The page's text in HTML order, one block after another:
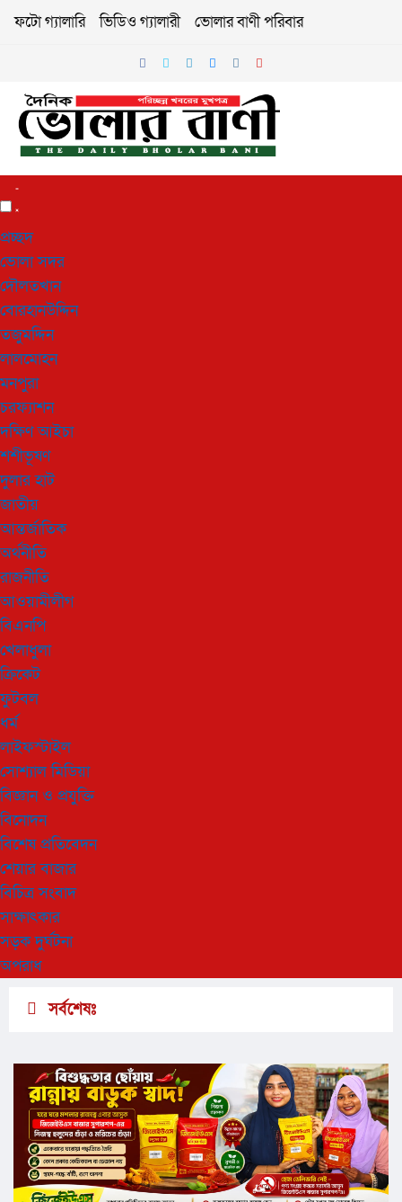
ফটো গ্যালারি ভিডিও গ্যালারী ভোলার বাণী পরিবার
প্রচ্ছদ
ভোলা সদর
দৌলতখান
বোরহানউদ্দিন
তজুমদ্দিন
লালমোহন
মনপুরা
চরফ্যাশন
দক্ষিণ আইচা
শশীভূষণ
দুলার হাট
জাতীয়
আন্তর্জাতিক
অর্থনীতি
রাজনীতি
আওয়ামীলীগ
বিএনপি
খেলাধুলা
ক্রিকেট
ফুটবল
ধর্ম
লাইফস্টাইল
সোশ্যাল মিডিয়া
বিজ্ঞান ও প্রযুক্তি
বিনোদন
বিশেষ প্রতিবেদন
শেয়ার বাজার
বিচিত্র সংবাদ
সাক্ষাৎকার
সড়ক দুর্ঘটনা
অপরাধ
সর্বশেষঃ